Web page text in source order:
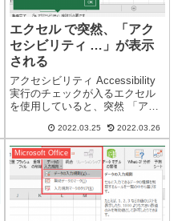
エクセル で突然、「アク
セシビリティ …」が表示
される
アクセシビリティ Accessibility
実行のチェックが入るエクセル
を使用していると、突然 「アク
す」 と表示されます。突然 アク
セシビリティ… の表示「アクセ
シビリティのおすすめ」アクセ
シビリティ：検討が必...
2022.03.25 2022.03.26
Microsoft Office